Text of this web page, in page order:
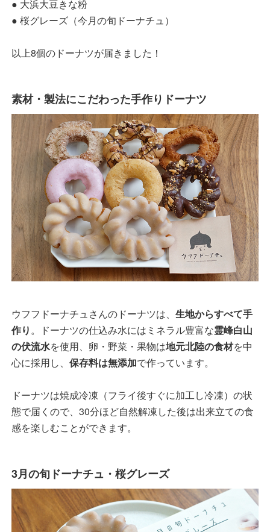
● 大浜大豆きな粉
● 桜グレーズ（今月の旬ドーナチュ）
以上8個のドーナツが届きました！
素材・製法にこだわった手作りドーナツ
ウフフドーナチュさんのドーナツは、 生地からすべて手
作り。ドーナツの仕込み水にはミネラル豊富な霊峰白山
の伏流水を使用、卵・野菜・果物は地元北陸の食材を中
心に採用し、 保存料は無添加で作っています。
ドーナツは焼成冷凍（フライ後すぐに加工し冷凍）の状
態で届くので、30分ほど自然解凍した後は出来立ての食
感を楽しむことができます。
3月の旬ドーナチュ・桜グレーズ